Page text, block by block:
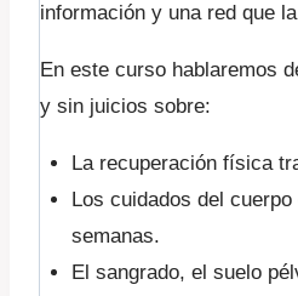
información y una red que
En este curso hablaremos
y sin juicios sobre:
La recuperación física
Los cuidados del
semanas.
El sangrado, el suelo